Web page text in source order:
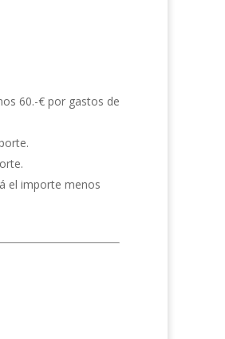
60.-€ por gastos de
el importe menos